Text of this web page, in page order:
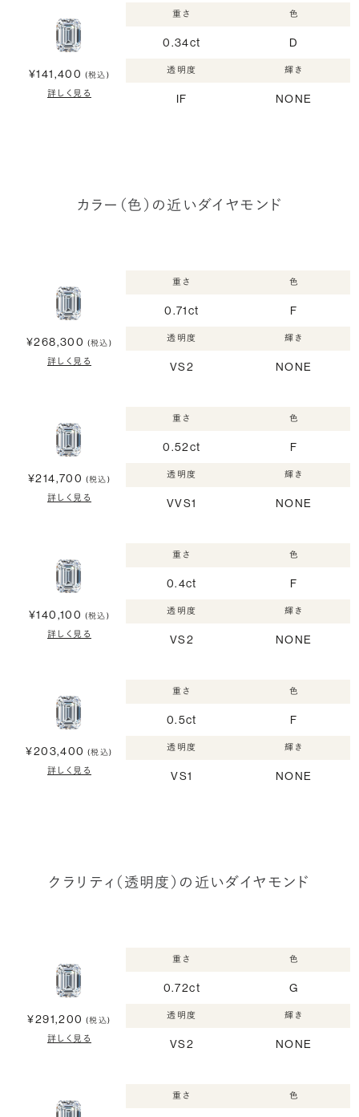
¥141,400 (税込)
詳しく見る
重さ
0.34ct
色
D
透明度
IF
輝き
NONE
カラー（色）の近いダイヤモンド
¥268,300 (税込)
詳しく見る
重さ
0.71ct
色
F
透明度
VS2
輝き
NONE
¥214,700 (税込)
詳しく見る
重さ
0.52ct
色
F
透明度
VVS1
輝き
NONE
¥140,100 (税込)
詳しく見る
重さ
0.4ct
色
F
透明度
VS2
輝き
NONE
¥203,400 (税込)
詳しく見る
重さ
0.5ct
色
F
透明度
VS1
輝き
NONE
クラリティ（透明度）の近いダイヤモンド
¥291,200 (税込)
詳しく見る
重さ
0.72ct
色
G
透明度
VS2
輝き
NONE
重さ 色